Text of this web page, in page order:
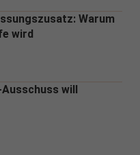
Warum
wird
will